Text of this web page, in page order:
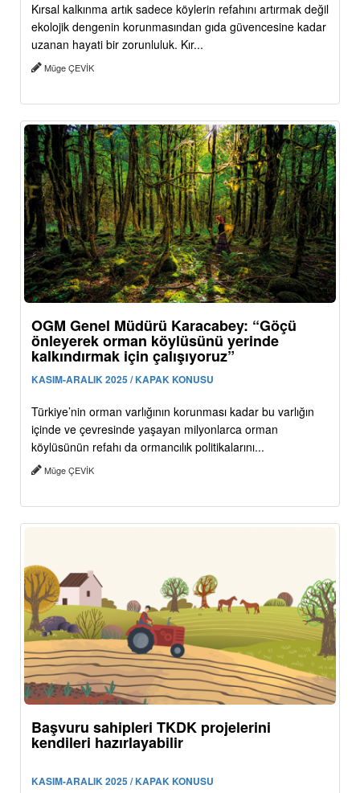
Kırsal kalkınma artık sadece köylerin refahını artırmak değil
ekolojik dengenin korunmasından gıda güvencesine kadar
uzanan hayati bir zorunluluk. Kır...
Müge ÇEVİK
OGM Genel Müdürü Karacabey: “Göçü
önleyerek orman köylüsünü yerinde
kalkındırmak için çalışıyoruz”
KASIM-ARALIK 2025 / KAPAK KONUSU
Türkiye’nin orman varlığının korunması kadar bu varlığın
içinde ve çevresinde yaşayan milyonlarca orman
köylüsünün refahı da ormancılık politikalarını...
Müge ÇEVİK
Başvuru sahipleri TKDK projelerini
kendileri hazırlayabilir
KASIM-ARALIK 2025 / KAPAK KONUSU